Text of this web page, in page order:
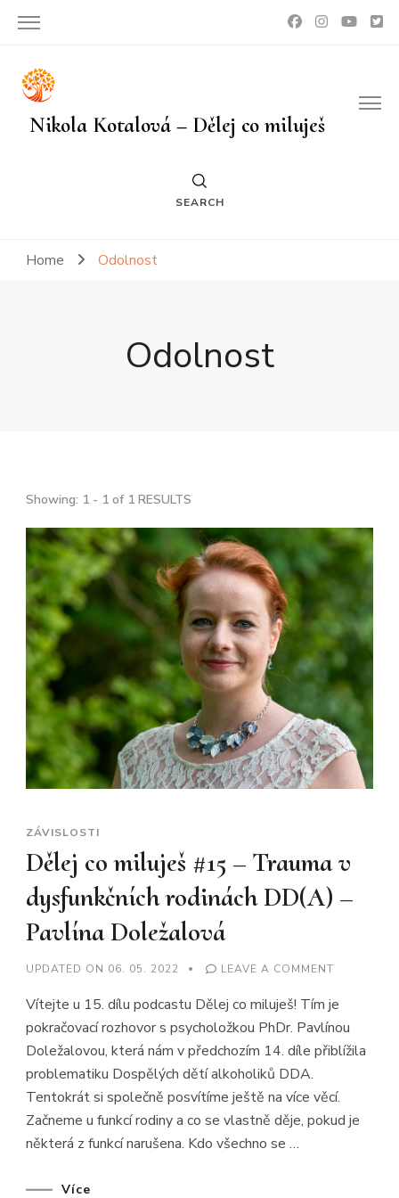
Nikola Kotalová – Dělej co miluješ
SEARCH
Home Odolnost
Odolnost
Showing: 1 - 1 of 1 RESULTS
ZÁVISLOSTI
Dělej co miluješ #15 – Trauma v
dysfunkčních rodinách DD(A) –
Pavlína Doležalová
UPDATED ON 06. 05. 2022 LEAVE A COMMENT
MILUJEŠ
–
TRAUMA
V
DD(A)
–
PAVLÍNA
Vítejte u 15. dílu podcastu Dělej co miluješ! Tím je
pokračovací rozhovor s psycholožkou PhDr. Pavlínou
Doležalovou, která nám v předchozím 14. díle přiblížila
problematiku Dospělých dětí alkoholiků DDA.
Tentokrát si společně posvítíme ještě na více věcí.
Začneme u funkcí rodiny a co se vlastně děje, pokud je
některá z funkcí narušena. Kdo všechno se …
Více